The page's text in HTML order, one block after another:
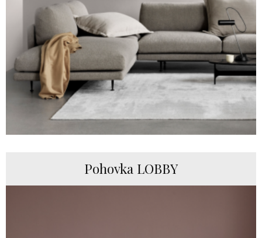
Pohovka LOBBY